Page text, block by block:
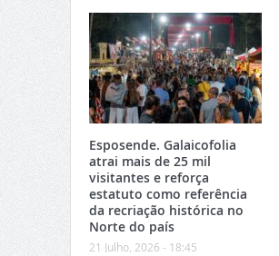
Esposende. Galaicofolia
atrai mais de 25 mil
visitantes e reforça
estatuto como referência
da recriação histórica no
Norte do país
21 Julho, 2026 - 18:45